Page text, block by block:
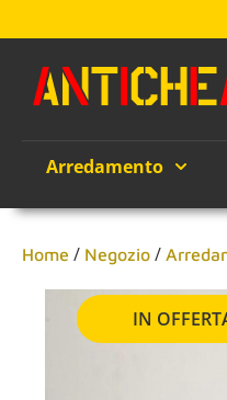
Arredamento
Home / Negozio /
IN